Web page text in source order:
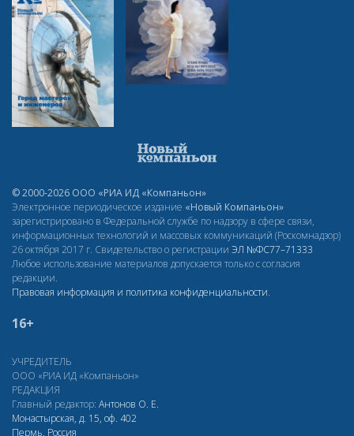
© 2000-2026 ООО «РИА ИД «Компаньон»
Электронное периодическое издание «Новый Компаньон»
зарегистрировано в Федеральной службе по надзору в сфере связи,
информационных технологий и массовых коммуникаций (Роскомнадзор)
26 октября 2017 г. Свидетельство о регистрации ЭЛ №ФС77–71333
Любое использование материалов допускается только с согласия
редакции.
Правовая информация и политика конфиденциальности.
16+
УЧРЕДИТЕЛЬ
ООО «РИА ИД «Компаньон»
РЕДАКЦИЯ
Главный редактор: Антонов О. Е.
Монастырская, д. 15, оф. 402
Пермь, Россия